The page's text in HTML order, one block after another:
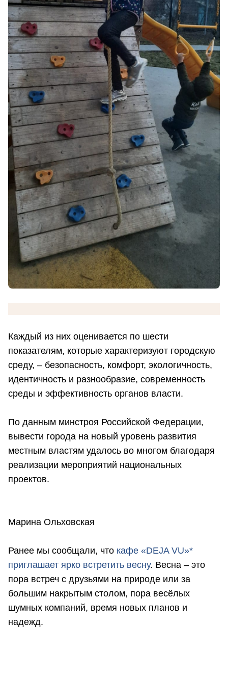
Каждый из них оценивается по шести
показателям, которые характеризуют городскую
среду, – безопасность, комфорт, экологичность,
идентичность и разнообразие, современность
среды и эффективность органов власти.
По данным минстроя Российской Федерации,
вывести города на новый уровень развития
местным властям удалось во многом благодаря
реализации мероприятий национальных
проектов.
Марина Ольховская
Ранее мы сообщали, что кафе «DEJA VU»*
приглашает ярко встретить весну. Весна – это
пора встреч с друзьями на природе или за
большим накрытым столом, пора весёлых
шумных компаний, время новых планов и
надежд.